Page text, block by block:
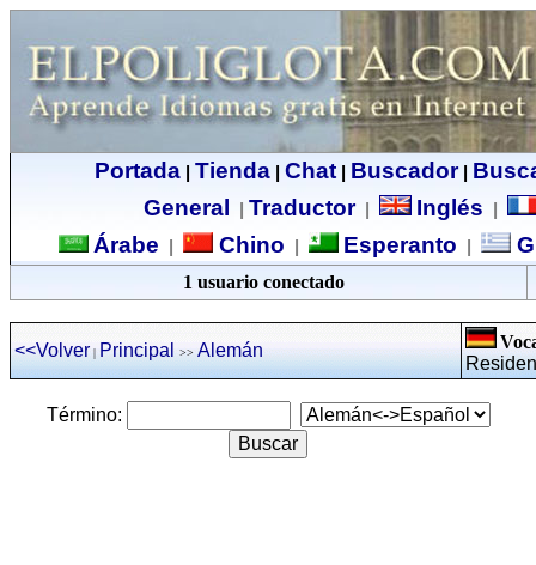
Portada| Tienda| Chat| Buscador|
General
Traductor| Inglés
Árabe Chino Esperanto
1 usuario conectado
<<Volver | Principal >> Alemán
Término: